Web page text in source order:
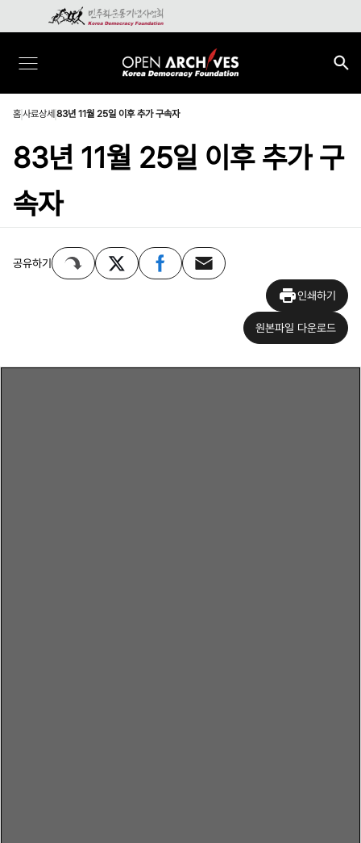
홈사료상세 83년 11월 25일 이후 추가 구속자
83년 11월 25일 이후 추가 구
속자
공유하기
인쇄하기
원본파일 다운로드